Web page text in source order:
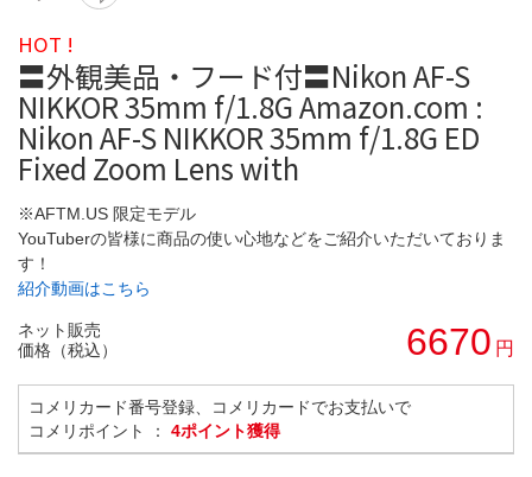
HOT !
〓外観美品・フード付〓Nikon AF-S
NIKKOR 35mm f/1.8G Amazon.com :
Nikon AF-S NIKKOR 35mm f/1.8G ED
Fixed Zoom Lens with
※AFTM.US 限定モデル
YouTuberの皆様に商品の使い心地などをご紹介いただいておりま
す！
紹介動画はこちら
ネット販売
価格（税込）
6670 円
コメリカード番号登録、コメリカードでお支払いで
コメリポイント ： 4ポイント獲得